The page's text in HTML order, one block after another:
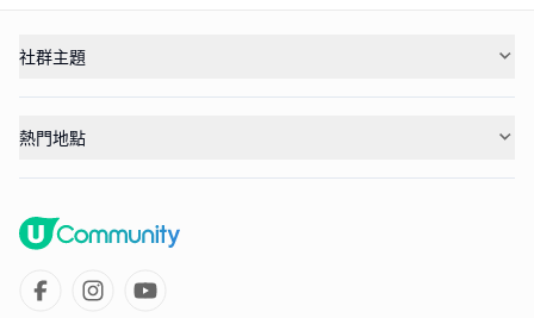
社群主題
熱門地點